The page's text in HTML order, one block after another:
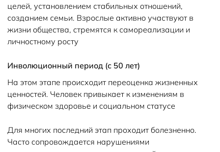
целей, установлением стабильных отношений,
созданием семьи. Взрослые активно участвуют в
жизни общества, стремятся к самореализации и
личностному росту
Инволюционный период (с 50 лет)
На этом этапе происходит переоценка жизненных
ценностей. Человек привыкает к изменениям в
физическом здоровье и социальном статусе
Для многих последний этап проходит болезненно.
Часто сопровождается нарушениями